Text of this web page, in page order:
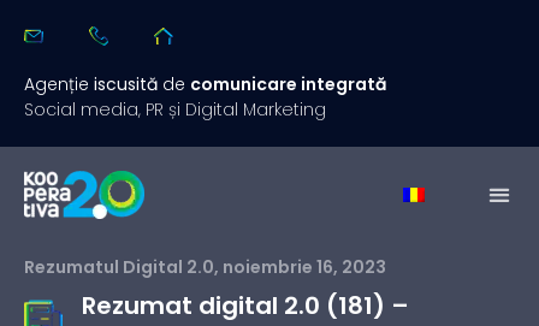
Agenție iscusită de comunicare integrată
Social media, PR și Digital Marketing
Rezumatul Digital 2.0, noiembrie 16, 2023
Rezumat digital 2.0 (181) –